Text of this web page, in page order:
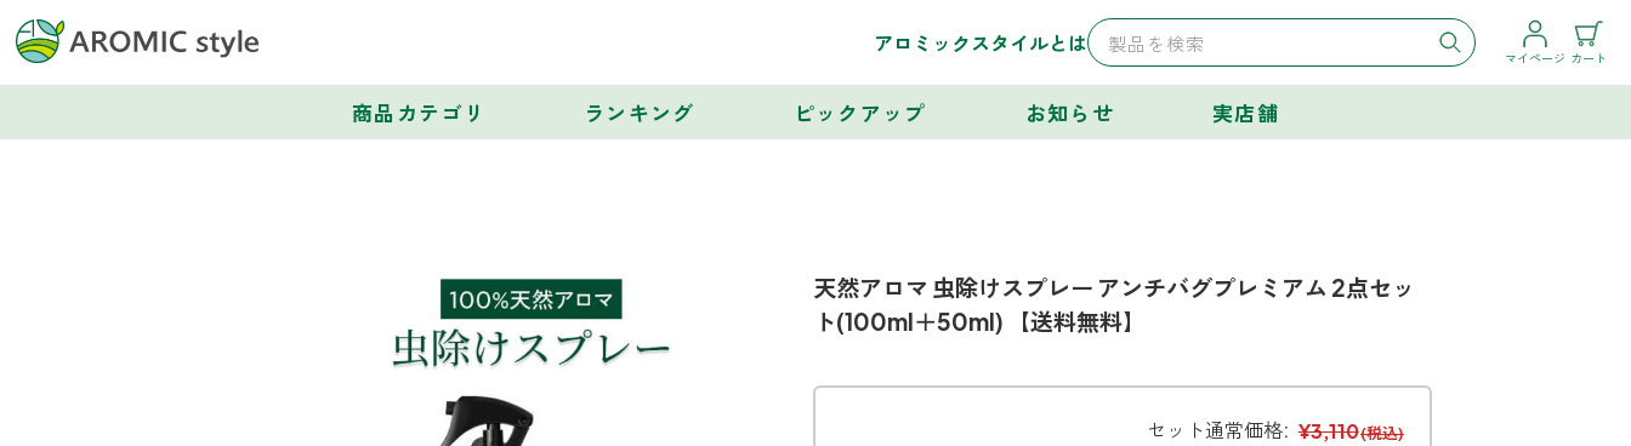
アロミックスタイルとは
マイページ カート
商品カテゴリ ランキング ピックアップ お知らせ 実店舗
天然アロマ 虫除けスプレー アンチバグプレミアム 2点セッ
ト(100ml＋50ml) 【送料無料】
セット通常価格: ¥3,110(税込)